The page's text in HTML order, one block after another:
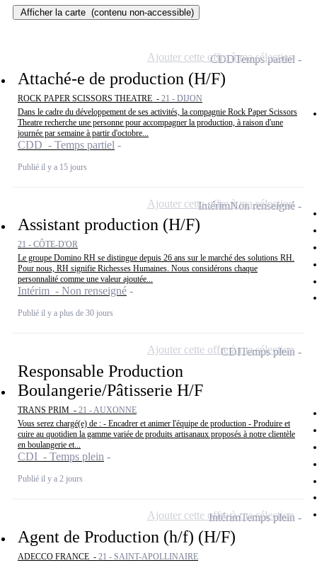
Afficher la carte (contenu non-accessible)
Attaché-e de production (H/F)
ROCK PAPER SCISSORS THEATRE - 21 - DIJON
Dans le cadre du développement de ses activités, la compagnie Rock Paper Scissors
Theatre recherche une personne pour accompagner la production, à raison d'une
journée par semaine à partir d'octobre...
CDD - Temps partiel
Publié il y a 15 jours
CDDTemps partiel
Ajouter cette offre à ma sélection
Assistant production (H/F)
21 - CÔTE-D'OR
Le groupe Domino RH se distingue depuis 26 ans sur le marché des solutions RH.
Pour nous, RH signifie Richesses Humaines. Nous considérons chaque
personnalité comme une valeur ajoutée...
Intérim - Non renseigné
Publié il y a plus de 30 jours
IntérimNon renseigné
Ajouter cette offre à ma sélection
Responsable Production
Boulangerie/Pâtisserie H/F
TRANS PRIM - 21 - AUXONNE
Vous serez chargé(e) de : - Encadrer et animer l'équipe de production - Produire et
cuire au quotidien la gamme variée de produits artisanaux proposés à notre clientèle
en boulangerie et...
CDI - Temps plein
Publié il y a 2 jours
CDITemps plein
Ajouter cette offre à ma sélection
Agent de Production (h/f) (H/F)
ADECCO FRANCE - 21 - SAINT-APOLLINAIRE
IntérimTemps plein
Ajouter cette offre à ma sélection